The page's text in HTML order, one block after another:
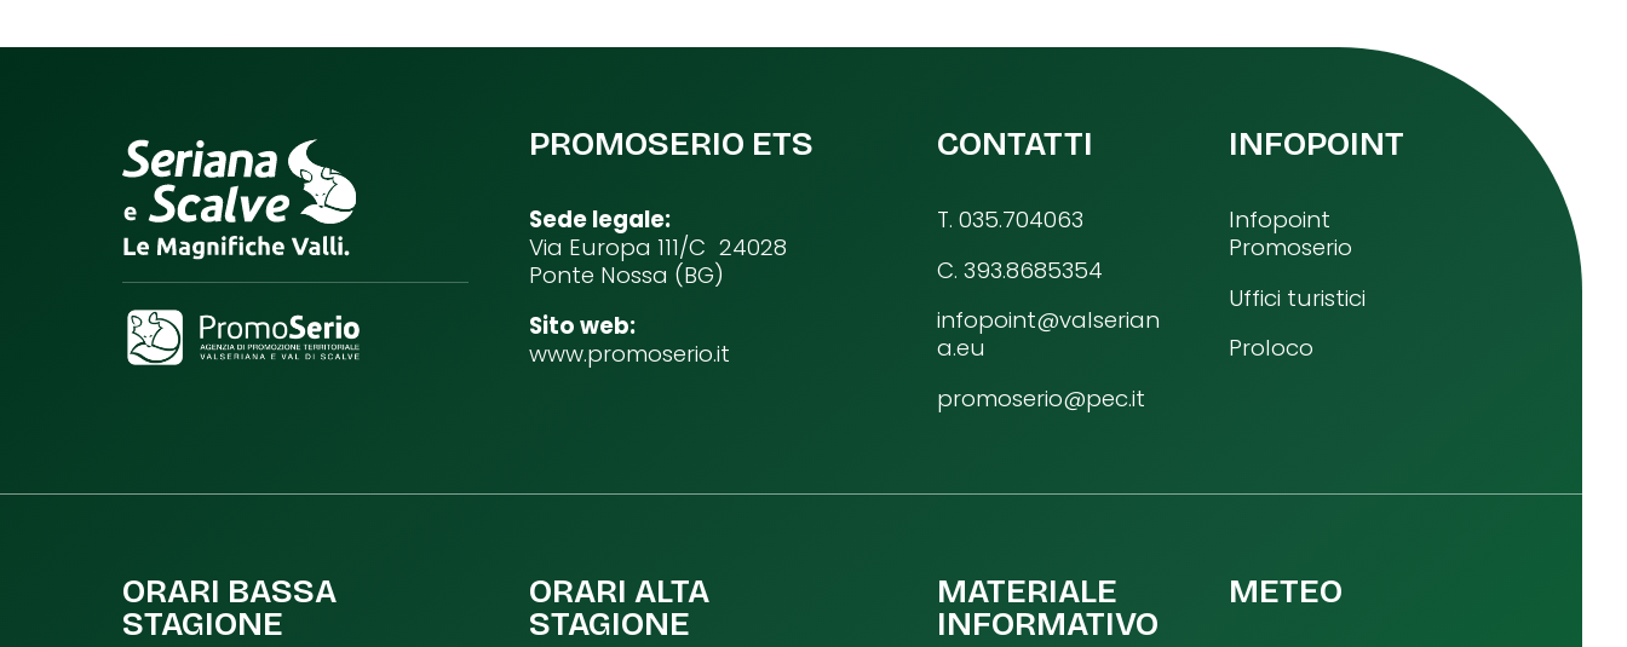
PROMOSERIO ETS
Sede legale:
Via Europa 111/C 24028
Ponte Nossa (BG)
Sito web:
www.promoserio.it
CONTATTI
T. 035.704063
C. 393.8685354
infopoint@valserian
a.eu
promoserio@pec.it
INFOPOINT
Infopoint
Promoserio
Uffici turistici
Proloco
ORARI BASSA
STAGIONE
ORARI ALTA
STAGIONE
MATERIALE
INFORMATIVO
METEO